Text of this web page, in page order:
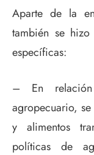
Aparte de la
también se hizo
específicas:
– En
agropecuario,
y alimentos
políticas de